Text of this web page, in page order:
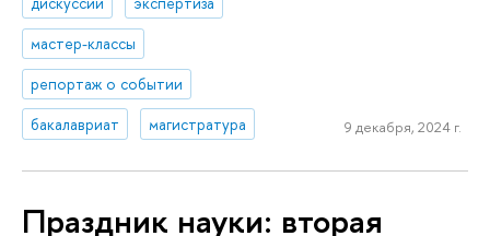
мастер-классы
репортаж о событии
бакалавриат
магистратура 9 декабря, 2024 г.
Праздник науки: вторая